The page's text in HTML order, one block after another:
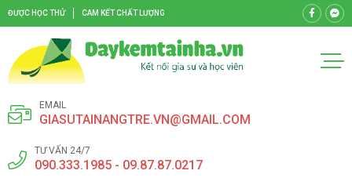
ĐƯỢC HỌC THỬ CAM KẾT CHẤT LƯỢNG
EMAIL
GIASUTAINANGTRE.VN@GMAIL.COM
TƯ VẤN 24/7
090.333.1985 - 09.87.87.0217